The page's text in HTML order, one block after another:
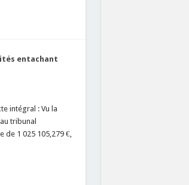
entachant
intégral : Vu la
tribunal
de 1 025 105,279 €,